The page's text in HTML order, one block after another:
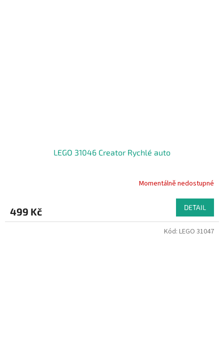
LEGO 31046 Creator Rychlé auto
Momentálně nedostupné
499 Kč DETAIL
Kód: LEGO 31047